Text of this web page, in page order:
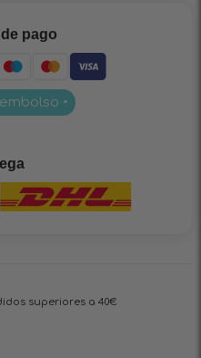
pago
•
superiores a 40€